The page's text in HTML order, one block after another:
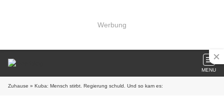
Werbung
MENU
Zuhause » Kuba: Mensch stirbt. Regierung schuld. Und so kam es: